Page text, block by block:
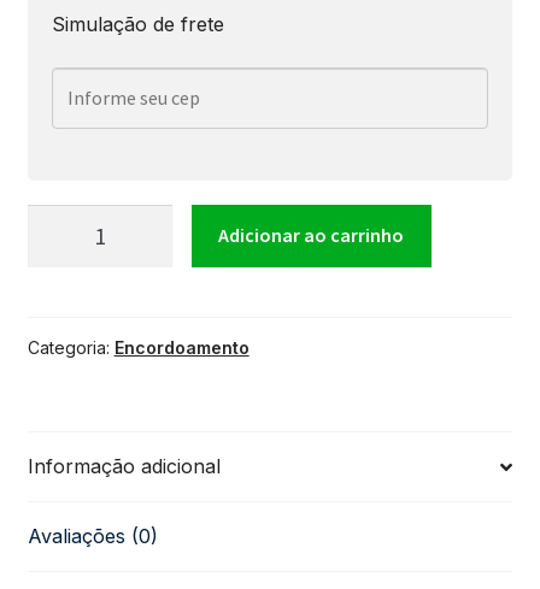
Simulação de frete
Encordoamento
Ball
Baixo
Adicionar ao carrinho
Categoria: Encordoamento
Informação adicional
Avaliações (0)